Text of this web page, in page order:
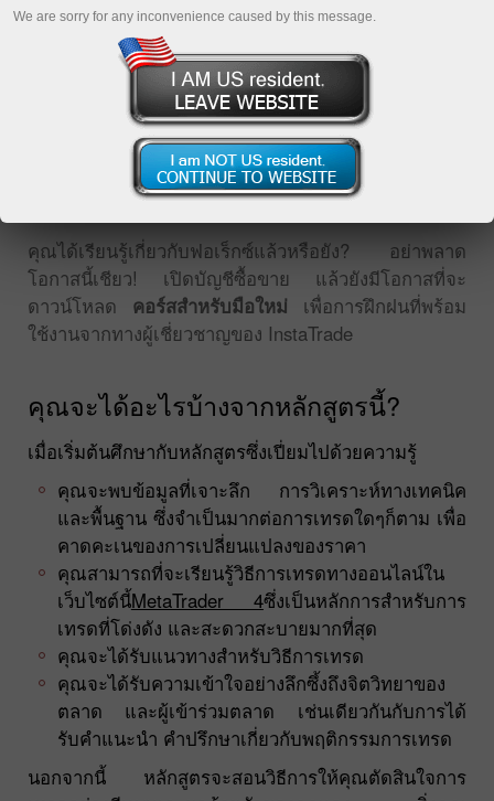
หลักสูตร INSTATRADE สำหรับผู้เริ่มต้น
คุณได้เรียนรู้เกี่ยวกับฟอเร็กซ์แล้วหรือยัง? อย่าพลาด
โอกาสนี้เชียว! เปิดบัญชีซื้อขาย แล้วยังมีโอกาสที่จะ
ดาวน์โหลด คอร์สสำหรับมือใหม่ เพื่อการฝึกฝนที่พร้อม
ใช้งานจากทางผู้เชี่ยวชาญของ InstaTrade
คุณจะได้อะไรบ้างจากหลักสูตรนี้?
เมื่อเริ่มต้นศึกษากับหลักสูตรซึ่งเปี่ยมไปด้วยความรู้
คุณจะพบข้อมูลที่เจาะลึก การวิเคราะห์ทางเทคนิค
และพื้นฐาน ซึ่งจำเป็นมากต่อการเทรดใดๆก็ตาม เพื่อ
คาดคะเนของการเปลี่ยนแปลงของราคา
คุณสามารถที่จะเรียนรู้วิธีการเทรดทางออนไลน์ใน
เว็บไซต์นี้MetaTrader 4ซึ่งเป็นหลักการสำหรับการ
เทรดที่โด่งดัง และสะดวกสะบายมากที่สุด
คุณจะได้รับแนวทางสำหรับวิธีการเทรด
คุณจะได้รับความเข้าใจอย่างลึกซึ้งถึงจิตวิทยาของ
ตลาด และผู้เข้าร่วมตลาด เช่นเดียวกันกับการได้
รับคำแนะนำ คำปรึกษาเกี่ยวกับพฤติกรรมการเทรด
นอกจากนี้ หลักสูตรจะสอนวิธีการให้คุณตัดสินใจการ
We are sorry for any inconvenience caused by this message.